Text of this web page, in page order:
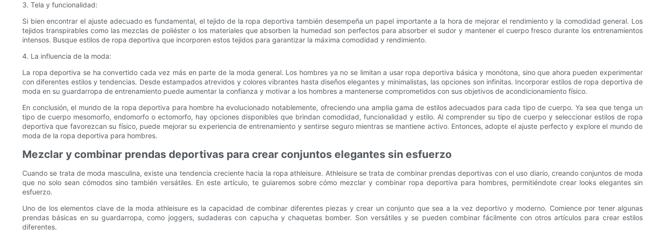
3. Tela y funcionalidad:
Si bien encontrar el ajuste adecuado es fundamental, el tejido de la ropa deportiva también desempeña un papel importante a la hora de mejorar el rendimiento y la comodidad general. Los
tejidos transpirables como las mezclas de poliéster o los materiales que absorben la humedad son perfectos para absorber el sudor y mantener el cuerpo fresco durante los entrenamientos
intensos. Busque estilos de ropa deportiva que incorporen estos tejidos para garantizar la máxima comodidad y rendimiento.
4. La influencia de la moda:
La ropa deportiva se ha convertido cada vez más en parte de la moda general. Los hombres ya no se limitan a usar ropa deportiva básica y monótona, sino que ahora pueden experimentar
con diferentes estilos y tendencias. Desde estampados atrevidos y colores vibrantes hasta diseños elegantes y minimalistas, las opciones son infinitas. Incorporar estilos de ropa deportiva de
moda en su guardarropa de entrenamiento puede aumentar la confianza y motivar a los hombres a mantenerse comprometidos con sus objetivos de acondicionamiento físico.
En conclusión, el mundo de la ropa deportiva para hombre ha evolucionado notablemente, ofreciendo una amplia gama de estilos adecuados para cada tipo de cuerpo. Ya sea que tenga un
tipo de cuerpo mesomorfo, endomorfo o ectomorfo, hay opciones disponibles que brindan comodidad, funcionalidad y estilo. Al comprender su tipo de cuerpo y seleccionar estilos de ropa
deportiva que favorezcan su físico, puede mejorar su experiencia de entrenamiento y sentirse seguro mientras se mantiene activo. Entonces, adopte el ajuste perfecto y explore el mundo de
moda de la ropa deportiva para hombres.
Mezclar y combinar prendas deportivas para crear conjuntos elegantes sin esfuerzo
Cuando se trata de moda masculina, existe una tendencia creciente hacia la ropa athleisure. Athleisure se trata de combinar prendas deportivas con el uso diario, creando conjuntos de moda
que no solo sean cómodos sino también versátiles. En este artículo, te guiaremos sobre cómo mezclar y combinar ropa deportiva para hombres, permitiéndote crear looks elegantes sin
esfuerzo.
Uno de los elementos clave de la moda athleisure es la capacidad de combinar diferentes piezas y crear un conjunto que sea a la vez deportivo y moderno. Comience por tener algunas
prendas básicas en su guardarropa, como joggers, sudaderas con capucha y chaquetas bomber. Son versátiles y se pueden combinar fácilmente con otros artículos para crear estilos
diferentes.